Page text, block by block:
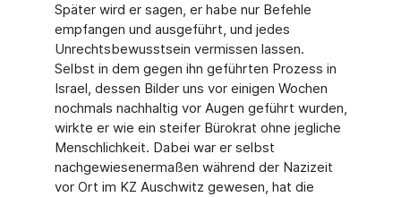
Später wird er sagen, er habe nur Befehle
empfangen und ausgeführt, und jedes
Unrechtsbewusstsein vermissen lassen.
Selbst in dem gegen ihn geführten Prozess in
Israel, dessen Bilder uns vor einigen Wochen
nochmals nachhaltig vor Augen geführt wurden,
wirkte er wie ein steifer Bürokrat ohne jegliche
Menschlichkeit. Dabei war er selbst
nachgewiesenermaßen während der Nazizeit
vor Ort im KZ Auschwitz gewesen, hat die